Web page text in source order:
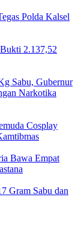
Polda Kalsel
2.137,52
Sabu, Gubernur
Narkotika
Cosplay
Bawa Empat
Gram Sabu dan